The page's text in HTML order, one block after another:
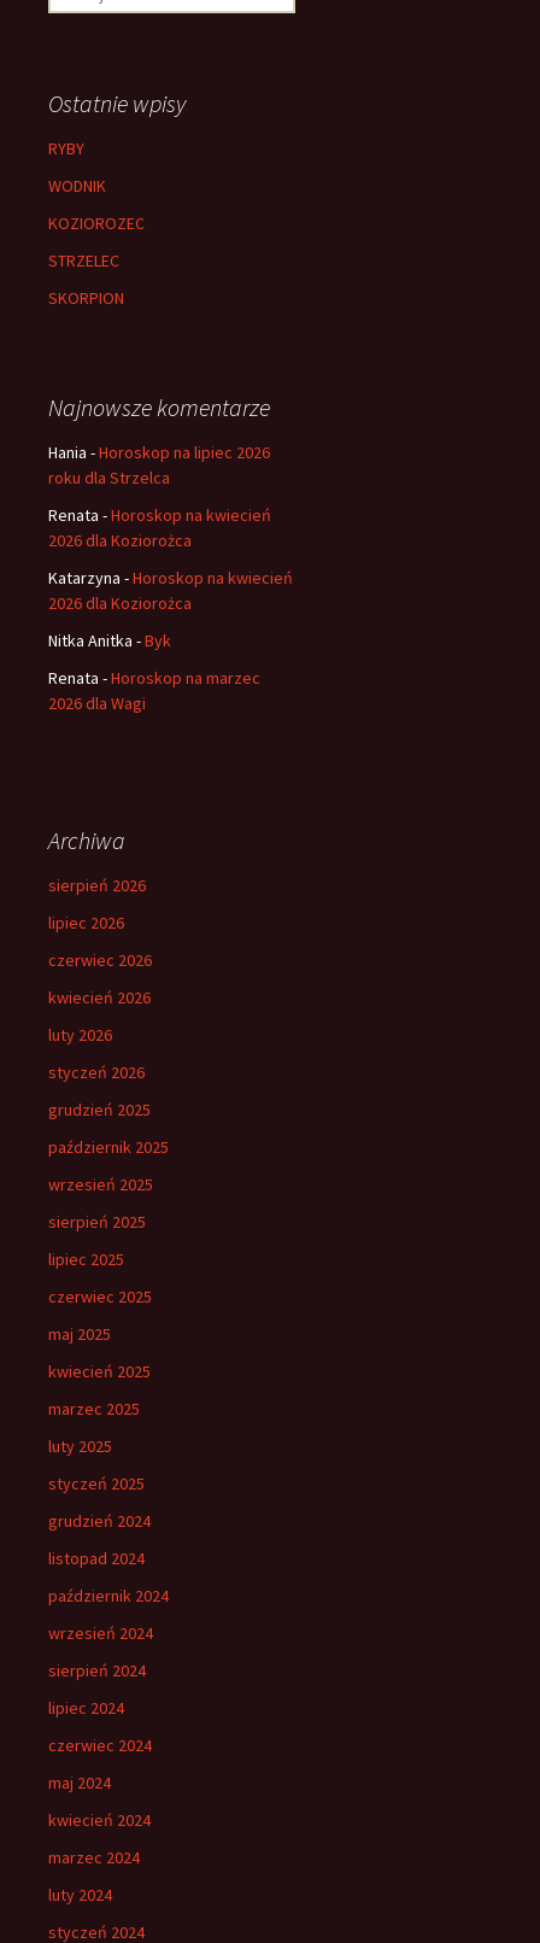
Ostatnie wpisy
RYBY
WODNIK
KOZIOROZEC
STRZELEC
SKORPION
Najnowsze komentarze
Hania -Horoskop na lipiec 2026
roku dla Strzelca
Renata -Horoskop na kwiecień
2026 dla Koziorożca
Katarzyna -Horoskop na kwiecień
2026 dla Koziorożca
Nitka Anitka -Byk
Renata -Horoskop na marzec
2026 dla Wagi
Archiwa
sierpień 2026
lipiec 2026
czerwiec 2026
kwiecień 2026
luty 2026
styczeń 2026
grudzień 2025
październik 2025
wrzesień 2025
sierpień 2025
lipiec 2025
czerwiec 2025
maj 2025
kwiecień 2025
marzec 2025
luty 2025
styczeń 2025
grudzień 2024
listopad 2024
październik 2024
wrzesień 2024
sierpień 2024
lipiec 2024
czerwiec 2024
maj 2024
kwiecień 2024
marzec 2024
luty 2024
styczeń 2024